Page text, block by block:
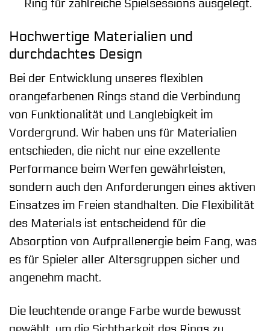
Ring für zahlreiche Spielsessions ausgelegt.
Hochwertige Materialien und
durchdachtes Design
Bei der Entwicklung unseres flexiblen
orangefarbenen Rings stand die Verbindung
von Funktionalität und Langlebigkeit im
Vordergrund. Wir haben uns für Materialien
entschieden, die nicht nur eine exzellente
Performance beim Werfen gewährleisten,
sondern auch den Anforderungen eines aktiven
Einsatzes im Freien standhalten. Die Flexibilität
des Materials ist entscheidend für die
Absorption von Aufprallenergie beim Fang, was
es für Spieler aller Altersgruppen sicher und
angenehm macht.
Die leuchtende orange Farbe wurde bewusst